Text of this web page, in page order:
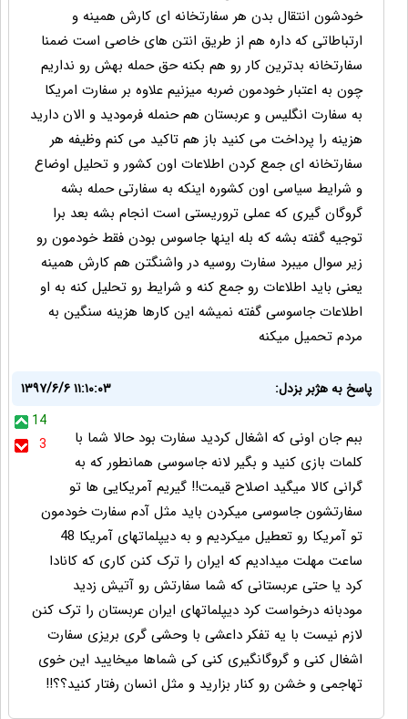
خودشون انتقال بدن هر سفارتخانه ای کارش همینه و
ارتباطاتی که داره هم از طریق انتن های خاصی است ضمنا
سفارتخانه بدترین کار رو هم بکنه حق حمله بهش رو نداریم
چون به اعتبار خودمون ضربه میزنیم علاوه بر سفارت امریکا
به سفارت انگلیس و عربستان هم حنمله فرمودید و الان دارید
هزینه را پرداخت می کنید باز هم تاکید می کنم وظیفه هر
سفارتخانه ای جمع کردن اطلاعات اون کشور و تحلیل اوضاع
و شرایط سیاسی اون کشوره اینکه به سفارتی حمله بشه
گروگان گیری که عملی تروریستی است انجام بشه بعد برا
توجیه گفته بشه که بله اینها جاسوس بودن فقط خودمون رو
زیر سوال میبرد سفارت روسیه در واشنگتن هم کارش همینه
یعنی باید اطلاعات رو جمع کنه و شرایط رو تحلیل کنه به او
اطلاعات جاسوسی گفته نمیشه این کارها هزینه سنگین به
مردم تحمیل میکنه
پاسخ به هژبر بزدل:
۱۳۹۷/۶/۶ ۱۱:۱۰:۰۳
14
3
ببم جان اونی که اشغال کردید سفارت بود حالا شما با
کلمات بازی کنید و بگیر لانه جاسوسی همانطور که به
گرانی کالا میگید اصلاح قیمت!! گیریم آمریکایی ها تو
سفارتشون جاسوسی میکردن باید مثل آدم سفارت خودمون
تو آمریکا رو تعطیل میکردیم و به دیپلماتهای آمریکا 48
ساعت مهلت میدادیم که ایران را ترک کنن کاری که کانادا
کرد یا حتی عربستانی که شما سفارتش رو آتیش زدید
مودبانه درخواست کرد دیپلماتهای ایران عربستان را ترک کنن
لازم نیست با یه تفکر داعشی با وحشی گری بریزی سفارت
اشغال کنی و گروگانگیری کنی کی شماها میخایید این خوی
تهاجمی و خشن رو کنار بزارید و مثل انسان رفتار کنید؟؟!!